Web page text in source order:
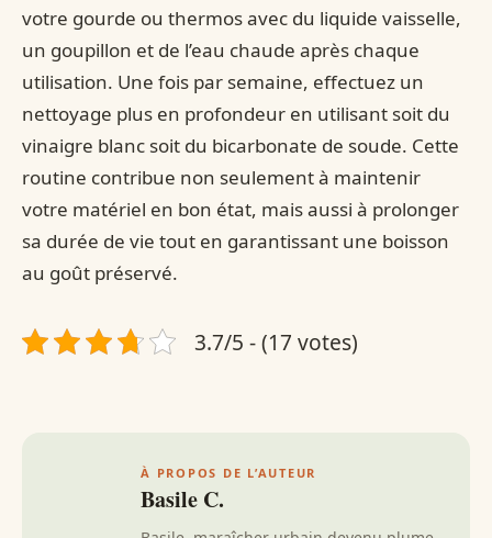
votre gourde ou thermos avec du liquide vaisselle,
un goupillon et de l’eau chaude après chaque
utilisation. Une fois par semaine, effectuez un
nettoyage plus en profondeur en utilisant soit du
vinaigre blanc soit du bicarbonate de soude. Cette
routine contribue non seulement à maintenir
votre matériel en bon état, mais aussi à prolonger
sa durée de vie tout en garantissant une boisson
au goût préservé.
3.7/5 - (17 votes)
À PROPOS DE L’AUTEUR
Basile C.